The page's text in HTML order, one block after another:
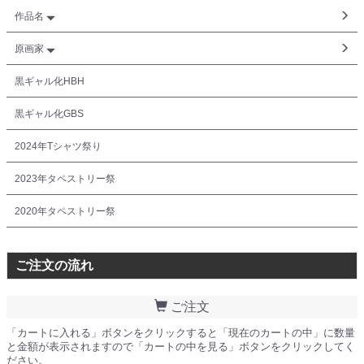
作品名
原画家
黒ギャル化HBH
黒ギャル化GBS
2024年Tシャツ祭り
2023年タペストリー祭
2020年タペストリー祭
ご注文の流れ
ご注文
「カートに入れる」ボタンをクリックすると「現在のカートの中」に数量
と金額が表示されますので「カートの中を見る」ボタンをクリックしてく
ださい。